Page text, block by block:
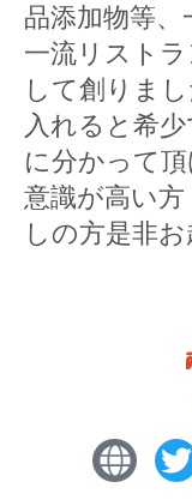
品添加物等、
一流リスト
して創りま
入れると希
に分かって
意識が高い
しの方是非お